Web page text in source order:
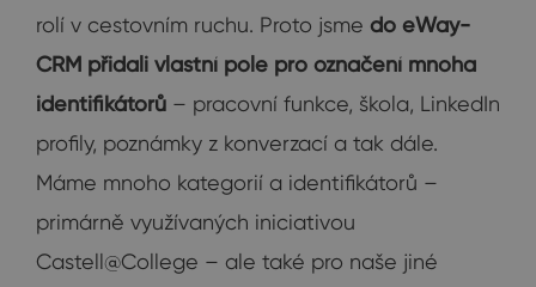
rolí v cestovním ruchu. Proto jsme do eWay-
CRM přidali vlastní pole pro označení mnoha
identifikátorů – pracovní funkce, škola, LinkedIn
profily, poznámky z konverzací a tak dále.
Máme mnoho kategorií a identifikátorů –
primárně využívaných iniciativou
Castell@College – ale také pro naše jiné